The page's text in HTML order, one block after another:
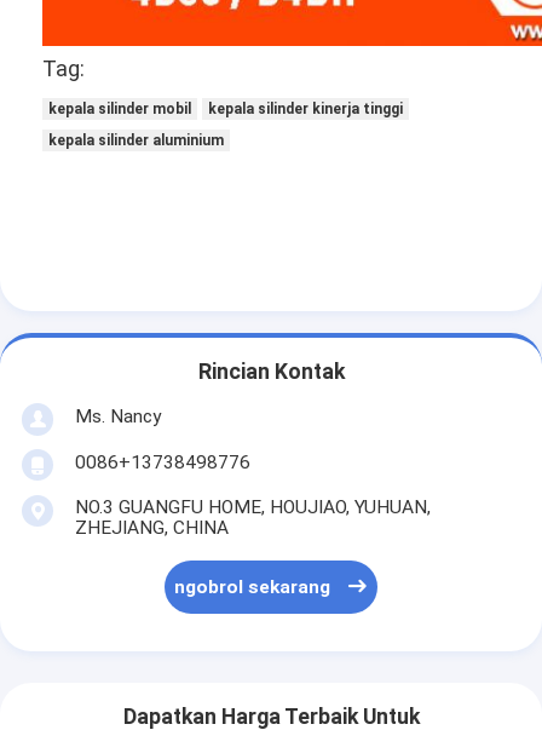
Crankshaft Pulley
Suku Cadang Mesin Mobil
Tappet katup mesin
Tag:
kepala silinder mobil
kepala silinder kinerja tinggi
kepala silinder aluminium
Rincian Kontak
Ms. Nancy
0086+13738498776
NO.3 GUANGFU HOME, HOUJIAO, YUHUAN,
ZHEJIANG, CHINA
ngobrol sekarang
Dapatkan Harga Terbaik Untuk